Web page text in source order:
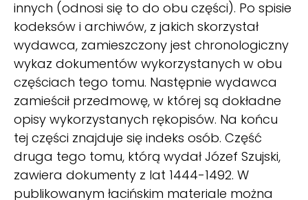
innych (odnosi się to do obu części). Po spisie
kodeksów i archiwów, z jakich skorzystał
wydawca, zamieszczony jest chronologiczny
wykaz dokumentów wykorzystanych w obu
częściach tego tomu. Następnie wydawca
zamieścił przedmowę, w której są dokładne
opisy wykorzystanych rękopisów. Na końcu
tej części znajduje się indeks osób. Część
druga tego tomu, którą wydał Józef Szujski,
zawiera dokumenty z lat 1444-1492. W
publikowanym łacińskim materiale można